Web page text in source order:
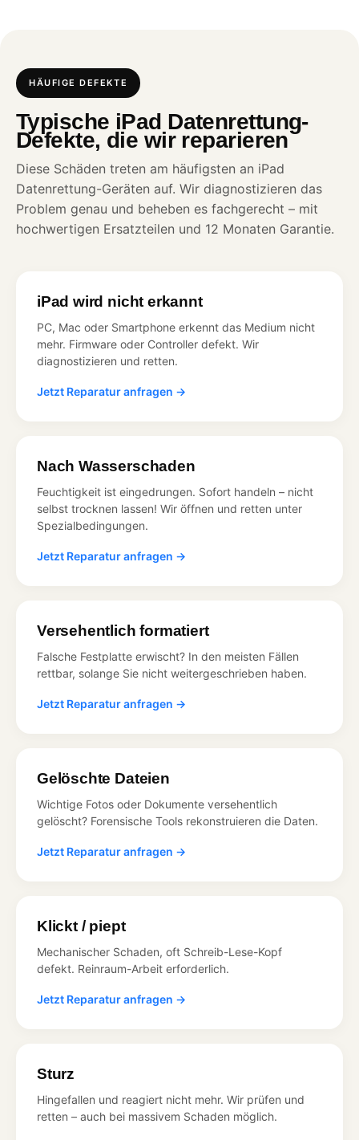
HÄUFIGE DEFEKTE
Typische iPad Datenrettung-
Defekte, die wir reparieren
Diese Schäden treten am häufigsten an iPad
Datenrettung-Geräten auf. Wir diagnostizieren das
Problem genau und beheben es fachgerecht – mit
hochwertigen Ersatzteilen und 12 Monaten Garantie.
iPad wird nicht erkannt
PC, Mac oder Smartphone erkennt das Medium nicht
mehr. Firmware oder Controller defekt. Wir
diagnostizieren und retten.
Jetzt Reparatur anfragen →
Nach Wasserschaden
Feuchtigkeit ist eingedrungen. Sofort handeln – nicht
selbst trocknen lassen! Wir öffnen und retten unter
Spezialbedingungen.
Jetzt Reparatur anfragen →
Versehentlich formatiert
Falsche Festplatte erwischt? In den meisten Fällen
rettbar, solange Sie nicht weitergeschrieben haben.
Jetzt Reparatur anfragen →
Gelöschte Dateien
Wichtige Fotos oder Dokumente versehentlich
gelöscht? Forensische Tools rekonstruieren die Daten.
Jetzt Reparatur anfragen →
Klickt / piept
Mechanischer Schaden, oft Schreib-Lese-Kopf
defekt. Reinraum-Arbeit erforderlich.
Jetzt Reparatur anfragen →
Sturz
Hingefallen und reagiert nicht mehr. Wir prüfen und
retten – auch bei massivem Schaden möglich.